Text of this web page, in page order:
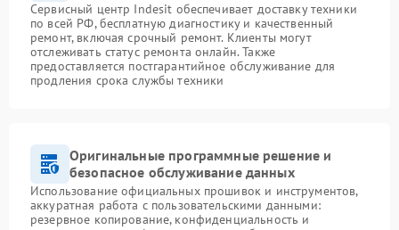
Сервисный центр Indesit обеспечивает доставку техники
по всей РФ, бесплатную диагностику и качественный
ремонт, включая срочный ремонт. Клиенты могут
отслеживать статус ремонта онлайн. Также
предоставляется постгарантийное обслуживание для
продления срока службы техники
Оригинальные программные решение и
безопасное обслуживание данных
Использование официальных прошивок и инструментов,
аккуратная работа с пользовательскими данными:
резервное копирование, конфиденциальность и